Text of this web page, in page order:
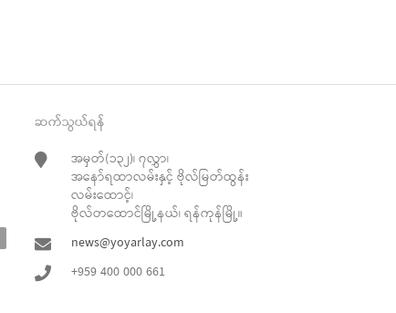
ဆက်သွယ်ရန်
အမှတ်(၁၃၂)၊ ၇လွှာ၊
အနော်ရထာလမ်းနှင့် ဗိုလ်မြတ်ထွန်း
လမ်းထောင့်၊
ဗိုလ်တထောင်မြို့နယ်၊ ရန်ကုန်မြို့။
news@yoyarlay.com
+959 400 000 661